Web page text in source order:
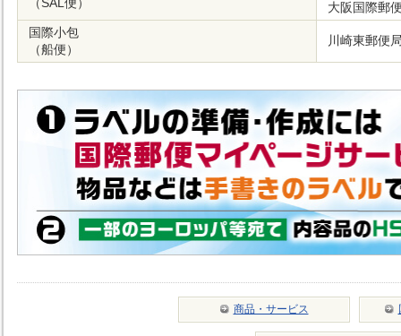
大阪国際郵
国際小包
（船便）
川崎東郵便
商品・サービス